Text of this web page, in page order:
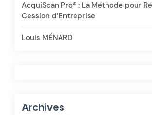
AcquiScan Pro® : La Méthode pour
Cession d’Entreprise
Louis MÉNARD
Archives